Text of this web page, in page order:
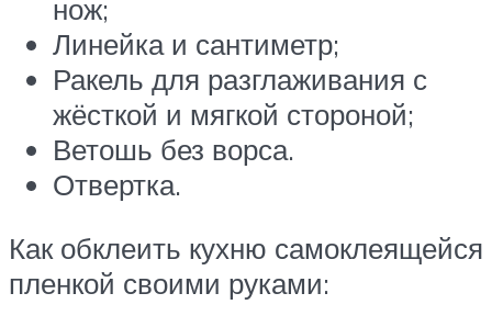
нож;
Линейка и сантиметр;
Ракель для разглаживания с
жёсткой и мягкой стороной;
Ветошь без ворса.
Отвертка.
Как обклеить кухню самоклеящейся
пленкой своими руками: